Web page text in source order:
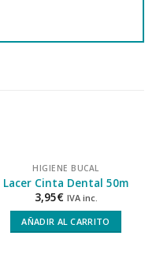
HIGIENE BUCAL
Lacer Cinta Dental 50m
3,95€ IVA inc.
AÑADIR AL CARRITO